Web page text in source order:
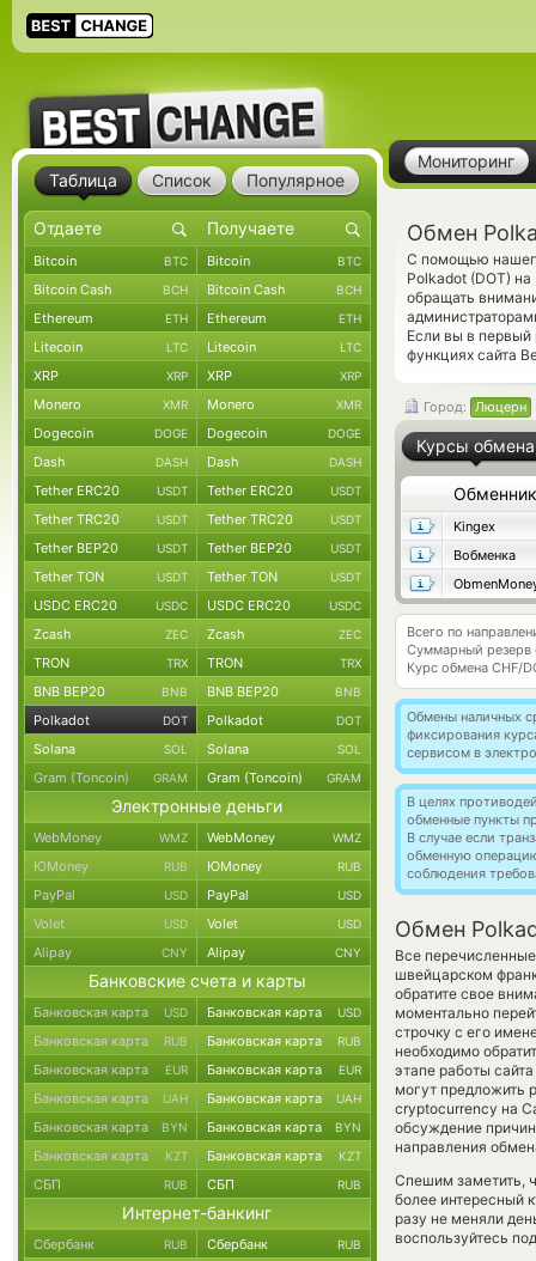
Мониторинг
Обмен
С помощью
Polkadot (DOT)
обращать
Если вы в первый
функциях сайта
Город: Люцерн
Курсы обмена
Обменник
Kingex
Вобменка
Всего по
Суммарный резерв
Курс обмена CHF/
Обмены наличных
фиксирования
сервисом в
В целях
обменные пункты
В случае если
обменную
соблюдения
Обмен
Все
швейцарском
обратите свое
моментально
строчку с его
необходимо
этапе работы
могут предложить
cryptocurrency на
обсуждение
направления
Спешим заметить,
более интересный
разу не меняли
воспользуйтесь
Таблица Список Популярное
Bitcoin BTC Bitcoin BTC
Bitcoin Cash BCH Bitcoin Cash BCH
Ethereum ETH Ethereum ETH
Litecoin LTC Litecoin LTC
XRP XRP XRP XRP
Monero XMR Monero XMR
Dogecoin DOGE Dogecoin DOGE
Dash DASH Dash DASH
Tether ERC20 USDT Tether ERC20 USDT
Tether TRC20 USDT Tether TRC20 USDT
Tether BEP20 USDT Tether BEP20 USDT
Tether TON USDT Tether TON USDT
USDC ERC20 USDC USDC ERC20 USDC
Zcash ZEC Zcash ZEC
TRON TRX TRON TRX
BNB BEP20 BNB BNB BEP20 BNB
Polkadot DOT Polkadot DOT
Solana SOL Solana SOL
Gram (Toncoin) GRAM Gram (Toncoin) GRAM
Электронные деньги
WebMoney WMZ WebMoney WMZ
ЮMoney RUB ЮMoney RUB
PayPal USD PayPal USD
Volet USD Volet USD
Alipay CNY Alipay CNY
Банковские счета и карты
Банковская карта USD Банковская карта USD
Банковская карта RUB Банковская карта RUB
Банковская карта EUR Банковская карта EUR
Банковская карта UAH Банковская карта UAH
Банковская карта BYN Банковская карта BYN
Банковская карта KZT Банковская карта KZT
СБП RUB СБП RUB
Интернет-банкинг
Сбербанк RUB Сбербанк RUB